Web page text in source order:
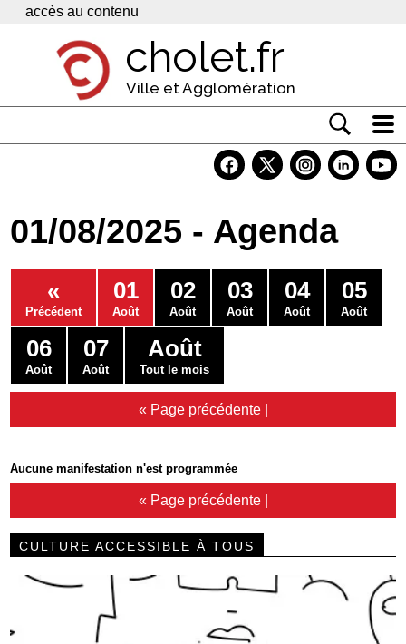
Panneau de gestion des cookies
accès au contenu
cholet.fr
Ville et Agglomération
Economie
Services
Contacts
01/08/2025 - Agenda
«
Précédent
01
Août
02
Août
03
Août
04
Août
05
Août
06
Août
07
Août
Août
Tout le mois
« Page précédente|
Aucune manifestation n'est programmée
« Page précédente|
CULTURE ACCESSIBLE À TOUS